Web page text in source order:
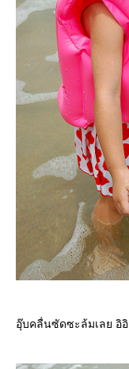
อุ๊บคลื่นซัดซะล้มเลย อิอิ